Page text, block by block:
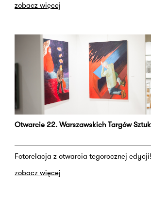
zobacz więcej
Otwarcie 22. Warszawskich Targów
Fotorelacja z otwarcia tegorocznej edycji!
zobacz więcej